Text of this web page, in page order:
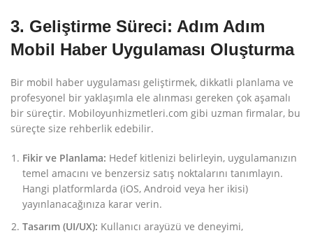
3. Geliştirme Süreci: Adım Adım
Mobil Haber Uygulaması Oluşturma
Bir mobil haber uygulaması geliştirmek, dikkatli planlama ve
profesyonel bir yaklaşımla ele alınması gereken çok aşamalı
bir süreçtir. Mobiloyunhizmetleri.com gibi uzman firmalar, bu
süreçte size rehberlik edebilir.
Fikir ve Planlama: Hedef kitlenizi belirleyin, uygulamanızın
temel amacını ve benzersiz satış noktalarını tanımlayın.
Hangi platformlarda (iOS, Android veya her ikisi)
yayınlanacağınıza karar verin.
Tasarım (UI/UX): Kullanıcı arayüzü ve deneyimi,